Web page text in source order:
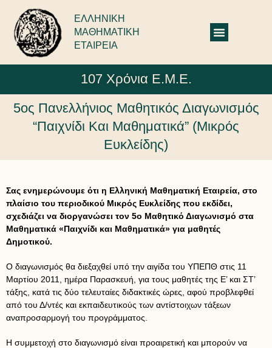
ΕΛΛΗΝΙΚΗ
ΜΑΘΗΜΑΤΙΚΗ
ΕΤΑΙΡΕΙΑ
107 Χρόνια Ε.Μ.Ε.
5ος Πανελλήνιος Μαθητικός Διαγωνισμός
“Παιχνίδι Και Μαθηματικά” (Μικρός
Ευκλείδης)
Σας ενημερώνουμε ότι η Ελληνική Μαθηματική Εταιρεία, στο
πλαίσιο του περιοδικού Μικρός Ευκλείδης που εκδίδει,
σχεδιάζει να διοργανώσει τον 5ο Μαθητικό Διαγωνισμό στα
Μαθηματικά «Παιχνίδι και Μαθηματικά» για μαθητές
Δημοτικού.
Ο διαγωνισμός θα διεξαχθεί υπό την αιγίδα του ΥΠΕΠΘ στις 11
Μαρτίου 2011, ημέρα Παρασκευή, για τους μαθητές της Ε’ και ΣΤ’
τάξης, κατά τις δύο τελευταίες διδακτικές ώρες, αφού προβλεφθεί
από του Δ/ντές και εκπαιδευτικούς των αντίστοιχων τάξεων
αναπροσαρμογή του προγράμματος.
Η συμμετοχή στο διαγωνισμό είναι προαιρετική και μπορούν να